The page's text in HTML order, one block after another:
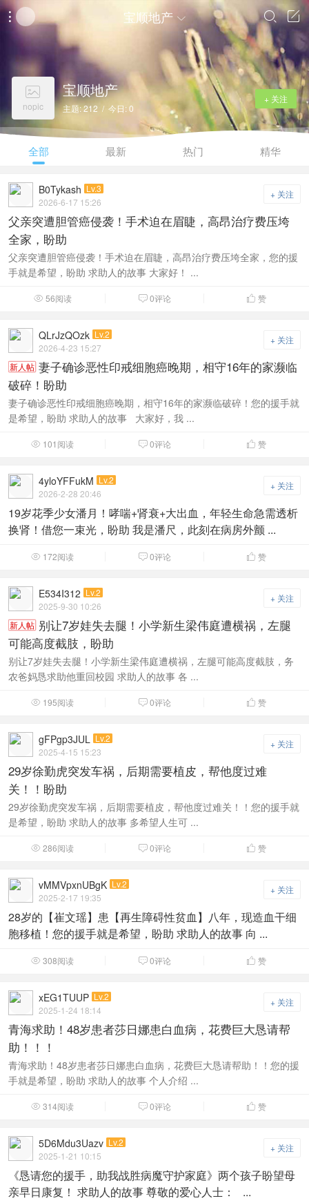
 宝顺地产  

+ 关注

nopic
宝顺地产
主题: 212 / 今日: 0
全部 最新 热门 精华
+ 关注
B0Tykash Lv.3
2026-6-17 15:26
父亲突遭胆管癌侵袭！手术迫在眉睫，高昂治疗费压垮
全家，盼助
父亲突遭胆管癌侵袭！手术迫在眉睫，高昂治疗费压垮全家，您的援
手就是希望，盼助 求助人的故事 大家好！ ...
 56阅读  0评论  赞
+ 关注
QLrJzQOzk Lv.2
2026-4-23 15:27
新人帖 妻子确诊恶性印戒细胞癌晚期，相守16年的家濒临
破碎！盼助
妻子确诊恶性印戒细胞癌晚期，相守16年的家濒临破碎！您的援手就
是希望，盼助 求助人的故事 大家好，我 ...
 101阅读  0评论  赞
+ 关注
4yloYFFukM Lv.2
2026-2-28 20:46
19岁花季少女潘月！哮喘+肾衰+大出血，年轻生命急需透析
换肾！借您一束光，盼助 我是潘尺，此刻在病房外颤 ...
 172阅读  0评论  赞
+ 关注
E534I312 Lv.2
2025-9-30 10:26
新人帖 别让7岁娃失去腿！小学新生梁伟庭遭横祸，左腿
可能高度截肢，盼助
别让7岁娃失去腿！小学新生梁伟庭遭横祸，左腿可能高度截肢，务
农爸妈恳求助他重回校园 求助人的故事 各 ...
 195阅读  0评论  赞
+ 关注
gFPgp3JUL Lv.2
2025-4-15 15:23
29岁徐勤虎突发车祸，后期需要植皮，帮他度过难
关！！盼助
29岁徐勤虎突发车祸，后期需要植皮，帮他度过难关！！您的援手就
是希望，盼助 求助人的故事 多希望人生可 ...
 286阅读  0评论  赞
+ 关注
vMMVpxnUBgK Lv.2
2025-2-17 19:35
28岁的【崔文瑶】患【再生障碍性贫血】八年，现造血干细
胞移植！您的援手就是希望，盼助 求助人的故事 向 ...
 308阅读  0评论  赞
+ 关注
xEG1TUUP Lv.2
2025-1-24 18:14
青海求助！48岁患者莎日娜患白血病，花费巨大恳请帮
助！！！
青海求助！48岁患者莎日娜患白血病，花费巨大恳请帮助！！您的援
手就是希望，盼助 求助人的故事 个人介绍 ...
 314阅读  0评论  赞
+ 关注
5D6Mdu3Uazv Lv.2
2025-1-21 10:15
《恳请您的援手，助我战胜病魔守护家庭》两个孩子盼望母
亲早日康复！ 求助人的故事 尊敬的爱心人士： ...